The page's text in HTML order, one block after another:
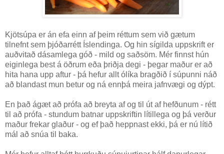
Kjötsúpa er án efa einn af þeim réttum sem við gætum
tilnefnt sem þjóðarrétt Íslendinga. Og hin sígilda uppskrift er
auðvitað dásamlega góð - mild og saðsöm. Mér finnst hún
eiginlega best á öðrum eða þriðja degi - þegar maður er að
hita hana upp aftur - þá hefur allt ólíka bragðið í súpunni náð
að blandast mun betur og ná ennþá meira jafnvægi og dýpt.
En það ágæt að prófa að breyta af og til út af hefðunum - rétt
til að prófa - stundum batnar uppskriftin lítillega og þá verður
maður frekar glaður - og ef það heppnast ekki, þá er nú lítið
mál að snúa til baka.